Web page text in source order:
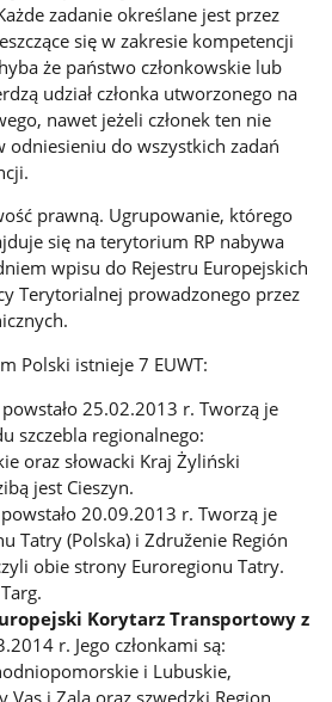
zadanie określane jest przez
się w zakresie kompetencji
że państwo członkowskie lub
udział członka utworzonego na
nawet jeżeli członek ten nie
odniesieniu do wszystkich zadań
prawną. Ugrupowanie, którego
się na terytorium RP nabywa
wpisu do Rejestru Europejskich
Terytorialnej prowadzonego przez
Polski istnieje 7 EUWT:
powstało 25.02.2013 r. Tworzą je
szczebla regionalnego:
oraz słowacki Kraj Żyliński
jest Cieszyn.
powstało 20.09.2013 r. Tworzą je
Tatry (Polska) i Združenie Región
obie strony Euroregionu Tatry.
Korytarz Transportowy z
r. Jego członkami są:
i Lubuskie,
Vas i Zala oraz szwedzki Region